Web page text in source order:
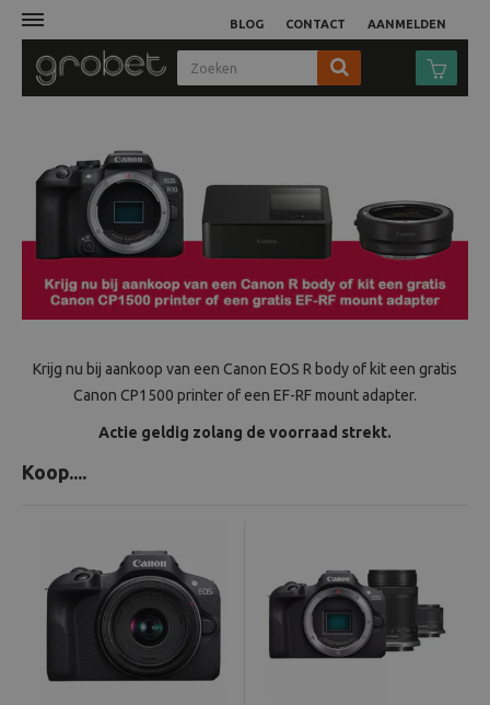
AANMELDEN
BLOG CONTACT
Fotocamera
Objectieven
Video
Statieven
Verrekijker
Analoog
Huren
Krijg nu bij aankoop van een Canon EOS R body of kit een gratis
Canon CP1500 printer of een EF-RF mount adapter.
Actie geldig zolang de voorraad strekt.
Koop....